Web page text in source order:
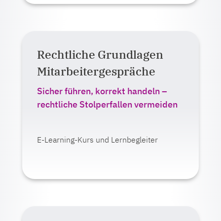
Rechtliche Grundlagen
Mitarbeitergespräche
Sicher führen, korrekt handeln –
rechtliche Stolperfallen vermeiden
E-Learning-Kurs und Lernbegleiter
Auf einen Blick:
Lernformat:
E-Learning
Live-Veranstaltung (online)